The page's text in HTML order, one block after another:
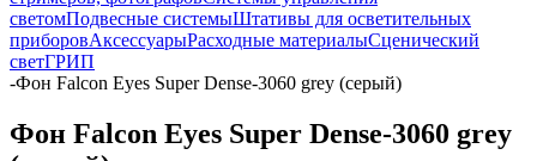
светомПодвесные системыШтативы для осветительных
приборовАксессуарыРасходные материалыСценический
светГРИП
-Фон Falcon Eyes Super Dense-3060 grey (серый)
Фон Falcon Eyes Super Dense-3060 grey